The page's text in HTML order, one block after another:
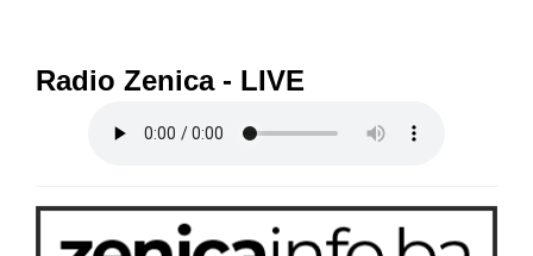
Radio Zenica - LIVE